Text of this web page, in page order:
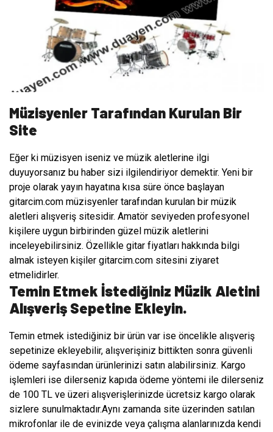
Müzisyenler Tarafından Kurulan Bir
Site
Eğer ki müzisyen iseniz ve müzik aletlerine ilgi
duyuyorsanız bu haber sizi ilgilendiriyor demektir. Yeni bir
proje olarak yayın hayatına kısa süre önce başlayan
gitarcim.com müzisyenler tarafından kurulan bir müzik
aletleri alışveriş sitesidir. Amatör seviyeden profesyonel
kişilere uygun birbirinden güzel müzik aletlerini
inceleyebilirsiniz. Özellikle gitar fiyatları hakkında bilgi
almak isteyen kişiler gitarcim.com sitesini ziyaret
etmelidirler.
Temin Etmek İstediğiniz Müzik Aletini
Alışveriş Sepetine Ekleyin.
Temin etmek istediğiniz bir ürün var ise öncelikle alışveriş
sepetinize ekleyebilir, alışverişiniz bittikten sonra güvenli
ödeme sayfasından ürünlerinizi satın alabilirsiniz. Kargo
işlemleri ise dilerseniz kapıda ödeme yöntemi ile dilerseniz
de 100 TL ve üzeri alışverişlerinizde ücretsiz kargo olarak
sizlere sunulmaktadır.Aynı zamanda site üzerinden satılan
mikrofonlar ile de evinizde veya çalışma alanlarınızda kendi